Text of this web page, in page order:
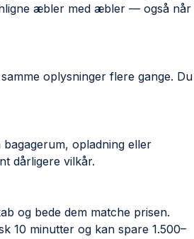
æbler med æbler — også når
oplysninger flere gange. Du
opladning eller
dårligere vilkår.
og bede dem matche prisen.
10 minutter og kan spare 1.500–